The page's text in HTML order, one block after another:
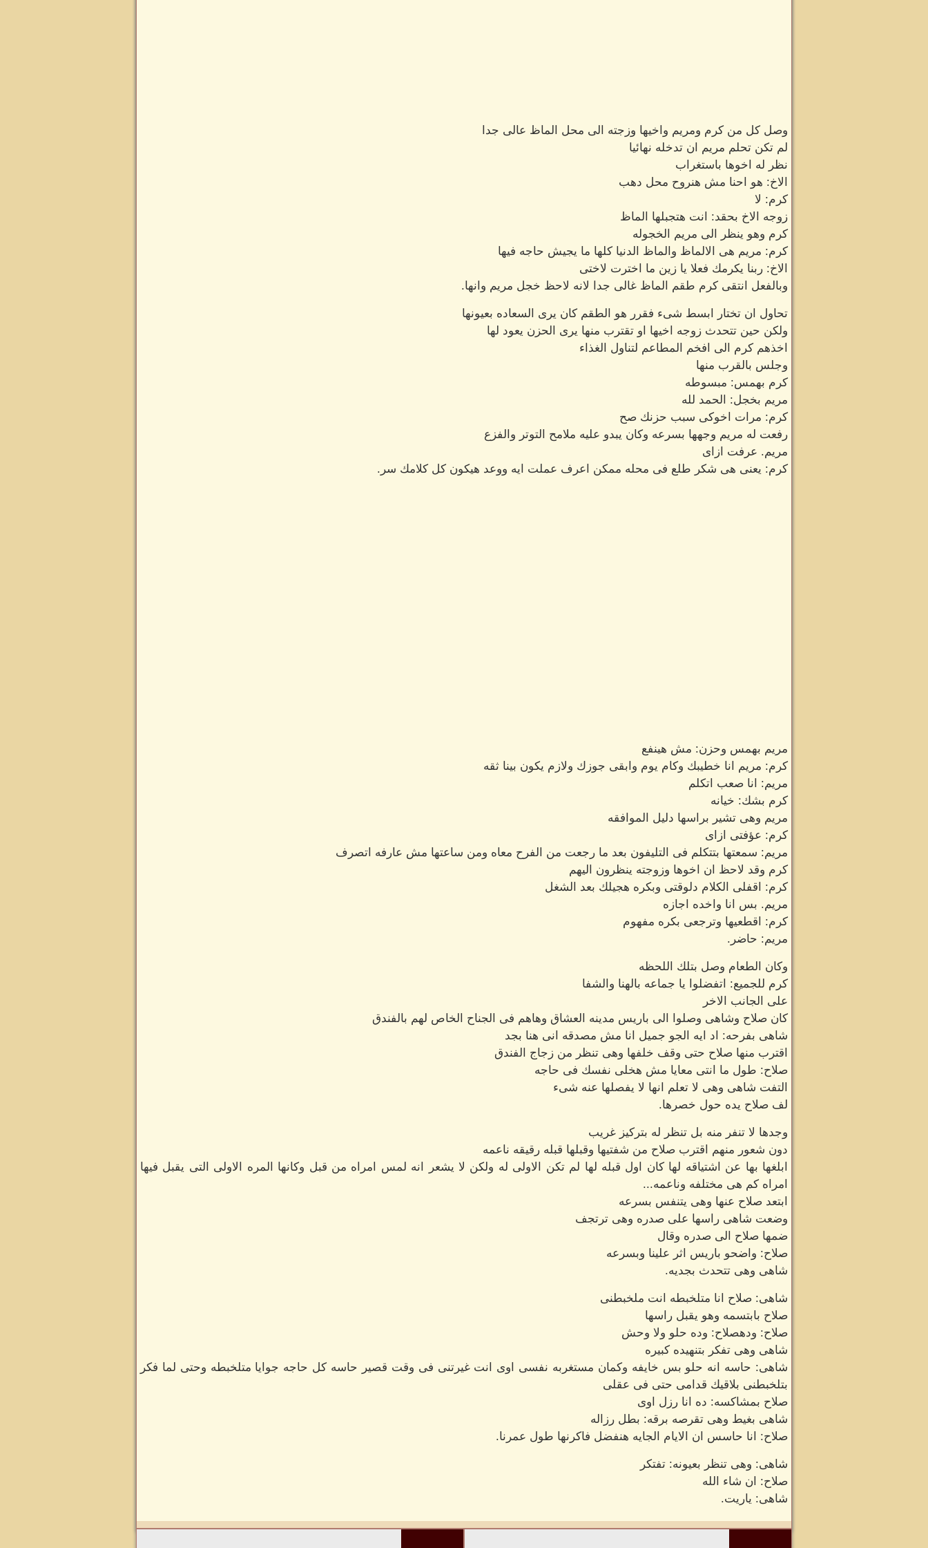
وصل كل من كرم ومريم واخيها وزجته الى محل الماظ عالى جدا
لم تكن تحلم مريم ان تدخله نهائيا
نظر له اخوها باستغراب
الاخ: هو احنا مش هنروح محل دهب
كرم: لا
زوجه الاخ بحقد: انت هتجبلها الماظ
كرم وهو ينظر الى مريم الخجوله
كرم: مريم هى الالماظ والماظ الدنيا كلها ما يجيش حاجه فيها
الاخ: ربنا يكرمك فعلا يا زين ما اخترت لاختى
وبالفعل انتقى كرم طقم الماظ غالى جدا لانه لاحظ خجل مريم وانها.
تحاول ان تختار ابسط شىء فقرر هو الطقم كان يرى السعاده بعيونها
ولكن حين تتحدث زوجه اخيها او تقترب منها يرى الحزن يعود لها
اخذهم كرم الى افخم المطاعم لتناول الغذاء
وجلس بالقرب منها
كرم بهمس: مبسوطه
مريم بخجل: الحمد لله
كرم: مرات اخوكى سبب حزنك صح
رفعت له مريم وجهها بسرعه وكان يبدو عليه ملامح التوتر والفزع
مريم. عرفت ازاى
كرم: يعنى هى شكر طلع فى محله ممكن اعرف عملت ايه ووعد هيكون كل كلامك سر.
مريم بهمس وحزن: مش هينفع
كرم: مريم انا خطيبك وكام يوم وابقى جوزك ولازم يكون بينا ثقه
مريم: انا صعب اتكلم
كرم بشك: خيانه
مريم وهى تشير براسها دليل الموافقه
كرم: عؤفتى ازاى
مريم: سمعتها بتتكلم فى التليفون بعد ما رجعت من الفرح معاه ومن ساعتها مش عارفه اتصرف
كرم وقد لاحظ ان اخوها وزوجته ينظرون اليهم
كرم: اقفلى الكلام دلوقتى وبكره هجيلك بعد الشغل
مريم. بس انا واخده اجازه
كرم: اقطعيها وترجعى بكره مفهوم
مريم: حاضر.
وكان الطعام وصل بتلك اللحظه
كرم للجميع: اتفضلوا يا جماعه بالهنا والشفا
على الجانب الاخر
كان صلاح وشاهى وصلوا الى باريس مدينه العشاق وهاهم فى الجناح الخاص لهم بالفندق
شاهى بفرحه: اد ايه الجو جميل انا مش مصدقه انى هنا بجد
اقترب منها صلاح حتى وقف خلفها وهى تنظر من زجاج الفندق
صلاح: طول ما انتى معايا مش هخلى نفسك فى حاجه
التفت شاهى وهى لا تعلم انها لا يفصلها عنه شىء
لف صلاح يده حول خصرها.
وجدها لا تنفر منه بل تنظر له بتركيز غريب
دون شعور منهم اقترب صلاح من شفتيها وقبلها قبله رقيقه ناعمه
ابلغها بها عن اشتياقه لها كان اول قبله لها لم تكن الاولى له ولكن لا يشعر انه لمس امراه من قبل وكانها المره الاولى التى يقبل فيها
امراه كم هى مختلفه وناعمه...
ابتعد صلاح عنها وهى يتنفس بسرعه
وضعت شاهى راسها على صدره وهى ترتجف
ضمها صلاح الى صدره وقال
صلاح: واضحو باريس اثر علينا وبسرعه
شاهى وهى تتحدث بجديه.
شاهى: صلاح انا متلخبطه انت ملخبطنى
صلاح بابتسمه وهو يقبل راسها
صلاح: ودهصلاح: وده حلو ولا وحش
شاهى وهى تفكر بتنهيده كبيره
شاهى: حاسه انه حلو بس خايفه وكمان مستغربه نفسى اوى انت غيرتنى فى وقت قصير حاسه كل حاجه جوايا متلخبطه وحتى لما فكر
بتلخبطنى بلاقيك قدامى حتى فى عقلى
صلاح بمشاكسه: ده انا رزل اوى
شاهى بغيط وهى تقرصه برقه: بطل رزاله
صلاح: انا حاسس ان الايام الجايه هنفضل فاكرنها طول عمرنا.
شاهى: وهى تنظر بعيونه: تفتكر
صلاح: ان شاء الله
شاهى: ياريت.